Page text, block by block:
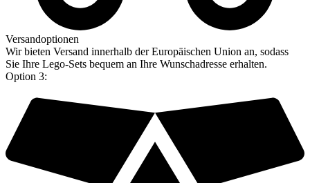
Versandoptionen
Wir bieten Versand innerhalb der Europäischen Union an, sodass
Sie Ihre Lego-Sets bequem an Ihre Wunschadresse erhalten.
Option 3: